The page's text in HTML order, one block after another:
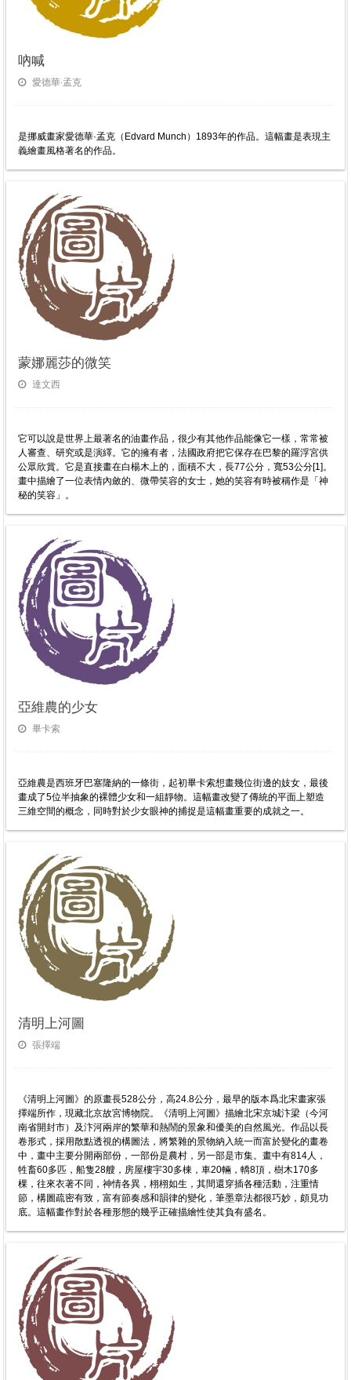
吶喊
愛德華·孟克
是挪威畫家愛德華·孟克（Edvard Munch）1893年的作品。這幅畫是表現主
義繪畫風格著名的作品。
蒙娜麗莎的微笑
達文西
它可以說是世界上最著名的油畫作品，很少有其他作品能像它一樣，常常被
人審查、研究或是演繹。它的擁有者，法國政府把它保存在巴黎的羅浮宮供
公眾欣賞。它是直接畫在白楊木上的，面積不大，長77公分，寬53公分[1]。
畫中描繪了一位表情內斂的、微帶笑容的女士，她的笑容有時被稱作是「神
秘的笑容」。
亞維農的少女
畢卡索
亞維農是西班牙巴塞隆納的一條街，起初畢卡索想畫幾位街邊的妓女，最後
畫成了5位半抽象的裸體少女和一組靜物。這幅畫改變了傳統的平面上塑造
三維空間的概念，同時對於少女眼神的捕捉是這幅畫重要的成就之一。
清明上河圖
張擇端
《清明上河圖》的原畫長528公分，高24.8公分，最早的版本爲北宋畫家張
擇端所作，現藏北京故宮博物院。《清明上河圖》描繪北宋京城汴梁（今河
南省開封市）及汴河兩岸的繁華和熱鬧的景象和優美的自然風光。作品以長
卷形式，採用散點透視的構圖法，將繁雜的景物納入統一而富於變化的畫卷
中，畫中主要分開兩部份，一部份是農村，另一部是市集。畫中有814人，
牲畜60多匹，船隻28艘，房屋樓宇30多棟，車20輛，轎8頂，樹木170多
棵，往來衣著不同，神情各異，栩栩如生，其間還穿插各種活動，注重情
節，構圖疏密有致，富有節奏感和韻律的變化，筆墨章法都很巧妙，頗見功
底。這幅畫作對於各種形態的幾乎正確描繪性使其負有盛名。